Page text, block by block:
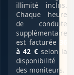
illimité inclus.
Chaque heure
de conduite
supplémentaire
est facturée
à 42 €selon la
disponibilité
des moniteurs.